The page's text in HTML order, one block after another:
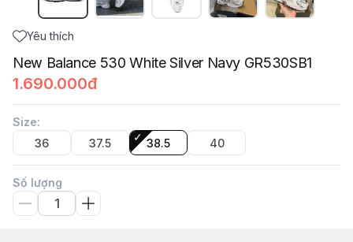
Yêu thích
New Balance 530 White Silver Navy GR530SB1
1.690.000đ
Size:
36
37.5 38.5 40
Số lượng